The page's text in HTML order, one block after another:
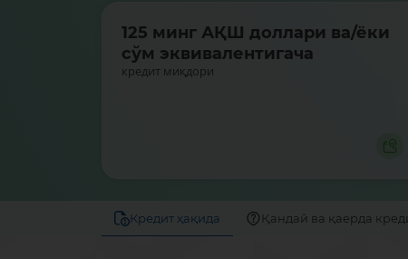
125 минг АҚШ доллари ва/ёки
сўм эквивалентигача
кредит миқдори
Кредит ҳақида Қандай ва қаерда